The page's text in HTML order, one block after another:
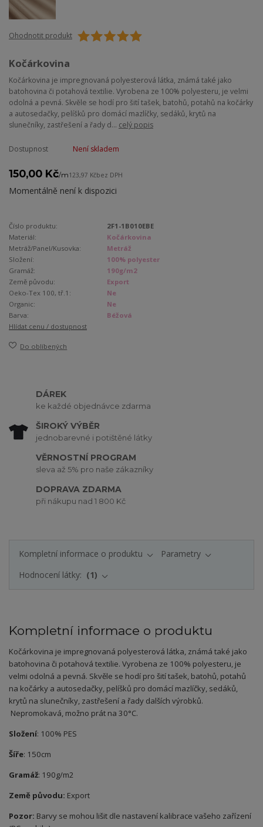
Ohodnotit produkt
Kočárkovina
Kočárkovina je impregnovaná polyesterová látka, známá také jako
batohovina či potahová textilie. Vyrobena ze 100% polyesteru, je velmi
odolná a pevná. Skvěle se hodí pro šití tašek, batohů, potahů na kočárky
a autosedačky, pelíšků pro domácí mazlíčky, sedáků, krytů na
slunečníky, zastřešení a řady d... celý popis
Dostupnost Není skladem
150,00 Kč/m123,97 Kčbez DPH
Momentálně není k dispozici
Číslo produktu:
2F1-1B010EBE
Materiál:
Kočárkovina
Metráž/Panel/Kusovka:
Metráž
Složení:
100% polyester
Gramáž:
190g/m2
Země původu:
Export
Oeko-Tex 100, tř.1:
Ne
Organic:
Ne
Barva:
Béžová
Hlídat cenu / dostupnost
Do oblíbených
DÁREK
ke každé objednávce zdarma
ŠIROKÝ VÝBĚR
jednobarevné i potištěné látky
VĚRNOSTNÍ PROGRAM
sleva až 5% pro naše zákazníky
DOPRAVA ZDARMA
při nákupu nad 1 800 Kč
Kompletní informace o produktu
Parametry
Hodnocení látky:
1
Kompletní informace o produktu
Kočárkovina je impregnovaná polyesterová látka, známá také jako
batohovina či potahová textilie. Vyrobena ze 100% polyesteru, je
velmi odolná a pevná. Skvěle se hodí pro šití tašek, batohů, potahů
na kočárky a autosedačky, pelíšků pro domácí mazlíčky, sedáků,
krytů na slunečníky, zastřešení a řady dalších výrobků.
Nepromokavá, možno prát na 30°C.
Složení: 100% PES
Šíře: 150cm
Gramáž: 190g/m2
Země původu: Export
Pozor: Barvy se mohou lišit dle nastavení kalibrace vašeho zařízení